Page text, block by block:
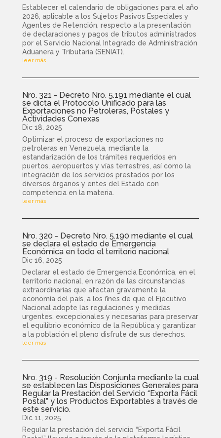
Establecer el calendario de obligaciones para el año
2026, aplicable a los Sujetos Pasivos Especiales y
Agentes de Retención, respecto a la presentación
de declaraciones y pagos de tributos administrados
por el Servicio Nacional Integrado de Administración
Aduanera y Tributaria (SENIAT).
leer más
Nro. 321 - Decreto Nro. 5.191 mediante el cual
se dicta el Protocolo Unificado para las
Exportaciones no Petroleras, Postales y
Actividades Conexas
Dic 18, 2025
Optimizar el proceso de exportaciones no
petroleras en Venezuela, mediante la
estandarización de los trámites requeridos en
puertos, aeropuertos y vías terrestres, así como la
integración de los servicios prestados por los
diversos órganos y entes del Estado con
competencia en la materia.
leer más
Nro. 320 - Decreto Nro. 5.190 mediante el cual
se declara el estado de Emergencia
Económica en todo el territorio nacional
Dic 16, 2025
Declarar el estado de Emergencia Económica, en el
territorio nacional, en razón de las circunstancias
extraordinarias que afectan gravemente la
economía del país, a los fines de que el Ejecutivo
Nacional adopte las regulaciones y medidas
urgentes, excepcionales y necesarias para preservar
el equilibrio económico de la República y garantizar
a la población el pleno disfrute de sus derechos.
leer más
Nro. 319 - Resolución Conjunta mediante la cual
se establecen las Disposiciones Generales para
Regular la Prestación del Servicio “Exporta Fácil
Postal” y los Productos Exportables a través de
este servicio.
Dic 11, 2025
Regular la prestación del servicio “Exporta Fácil